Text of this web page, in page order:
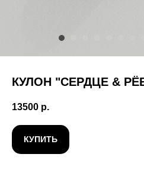
КУЛОН "СЕРДЦЕ &
13500 р.
КУПИТЬ